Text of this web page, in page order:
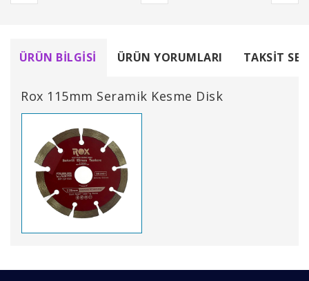
ÜRÜN BILGISI ÜRÜN YORUMLARI TAKSIT
Rox 115mm Seramik Kesme Disk